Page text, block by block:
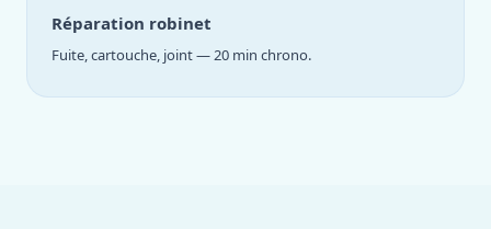
Réparation robinet
Fuite, cartouche, joint — 20 min chrono.